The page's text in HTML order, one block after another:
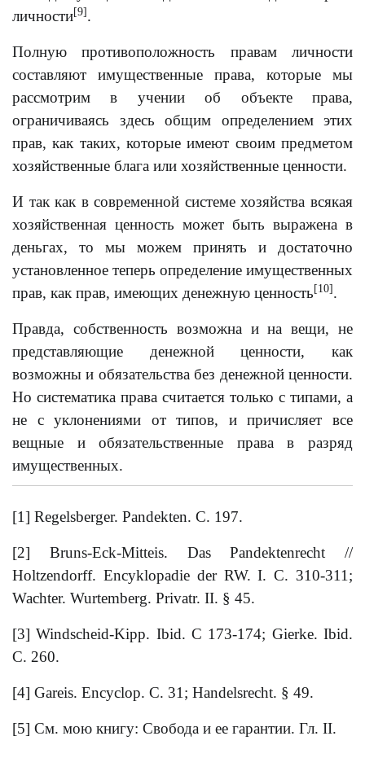
личности[9] .
Полную противоположность правам личности
составляют имущественные права, которые мы
рассмотрим в учении об объекте права,
ограничиваясь здесь общим определением этих
прав, как таких, которые имеют своим предметом
хозяйственные блага или хозяйственные ценности.
И так как в современной системе хозяйства всякая
хозяйственная ценность может быть выражена в
деньгах, то мы можем принять и достаточно
установленное теперь определение имущественных
прав, как прав, имеющих денежную ценность [10] .
Правда, собственность возможна и на вещи, не
представляющие денежной ценности, как
возможны и обязательства без денежной ценности.
Но систематика права считается только с типами, а
не с уклонениями от типов, и причисляет все
вещные и обязательственные права в разряд
имущественных.
[1] Regelsberger. Pandekten. С. 197.
[2] Bruns-Eck-Mitteis. Das Pandektenrecht //
Holtzendorff. Encyklopadie der RW. I. С. 310-311;
Wachter. Wurtemberg. Privatr. II. § 45.
[3] Windscheid-Kipp. Ibid. С 173-174; Gierke. Ibid.
С. 260.
[4] Gareis. Encyclop. С. 31; Handelsrecht. § 49.
[5] См. мою книгу: Свобода и ее гарантии. Гл. II.